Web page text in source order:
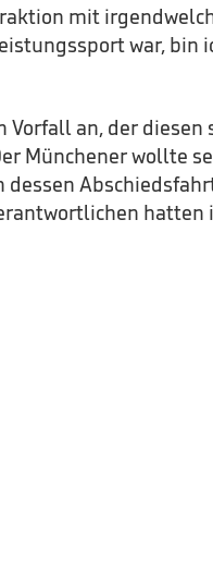
mit
war, bin
an, der diesen
Münchener wollte
dessen
hatten